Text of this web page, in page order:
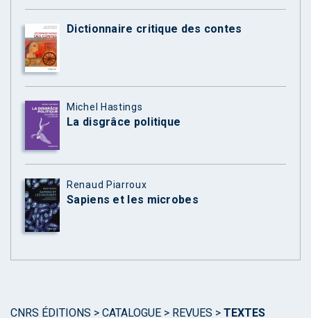
Dictionnaire critique des contes
Michel Hastings
La disgrâce politique
Renaud Piarroux
Sapiens et les microbes
CNRS ÉDITIONS > CATALOGUE > REVUES > TEXTES